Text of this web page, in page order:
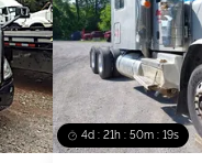
4d : 21h : 50m : 19s